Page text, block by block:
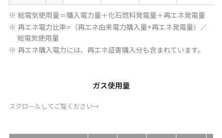
※ 総電気使用量＝購入電力量＋化石燃料発電量＋再エネ発電量
※ 再エネ電力比率=（再エネ由来電力購入量+再エネ発電量）／
総電気使用量
※ 再エネ購入電力には、再エネ証書購入分も含まれています。
ガス使用量
スクロールしてご覧ください→